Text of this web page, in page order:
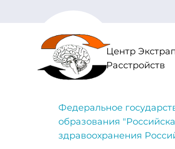
Центр
Расстройств
Федеральное
образования
здравоохранения